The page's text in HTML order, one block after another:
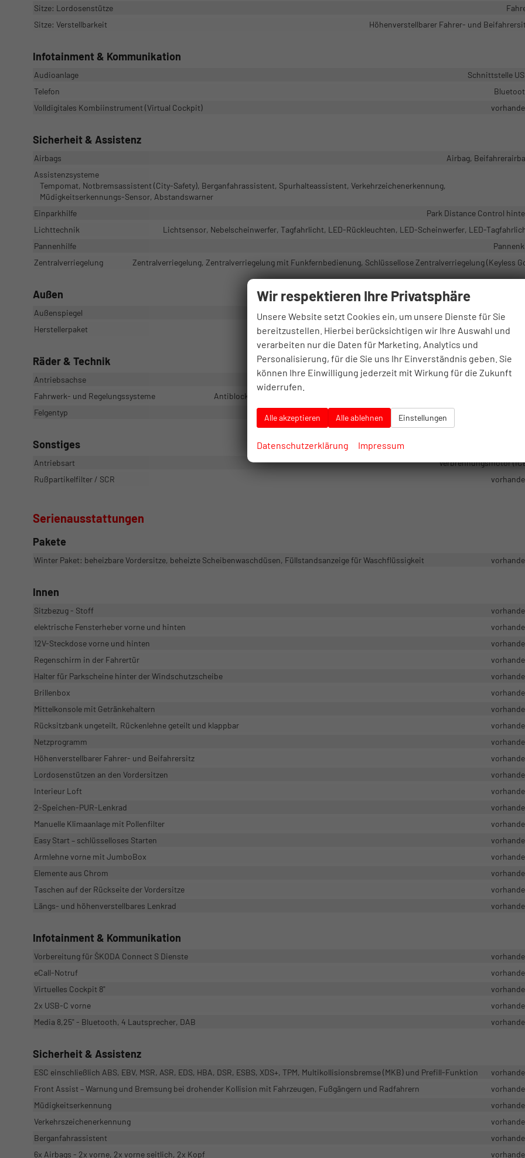
Sitze: Lordosenstütze
Sitze: Verstellbarkeit
Höhenverstellbarer Fahrer- und
Infotainment & Kommunikation
Audioanlage
Schnittstelle
Telefon
Volldigitales Kombiinstrument (Virtual Cockpit)
Sicherheit & Assistenz
Airbags
Airbag,
Assistenzsysteme
Tempomat, Notbremsassistent (City-Safety), Berganfahrassistent, Spurhalteassistent, Verkehrzeichenerkennung,
Müdigkeitserkennungs-Sensor, Abstandswarner
Einparkhilfe
Park Distance Control
Lichttechnik
Lichtsensor, Nebelscheinwerfer, Tagfahrlicht, LED-Rückleuchten, LED-Scheinwerfer, LED-
Pannenhilfe
Zentralverriegelung
Zentralverriegelung, Zentralverriegelung mit Funkfernbedienung, Schlüssellose Zentralverriegelung (Keyless
Außen
Außenspiegel
Außenspiegel elektrisch verstellbar
Herstellerpaket
Winter-Paket
Räder & Technik
Antriebsachse
Frontantrieb
Fahrwerk- und Regelungssysteme
Antiblockiersystem (ABS), Antischlupfregelung (ASR), Traktionskontrolle (ASR/CTS/ETS)
Felgentyp
Sonstiges
Antriebsart
Verbrennungsmotor
Rußpartikelfilter / SCR
Serienausstattungen
Pakete
Winter Paket: beheizbare Vordersitze, beheizte Scheibenwaschdüsen, Füllstandsanzeige für Waschflüssigkeit
Innen
Sitzbezug - Stoff
elektrische Fensterheber vorne und hinten
12V-Steckdose vorne und hinten
Regenschirm in der Fahrertür
Halter für Parkscheine hinter der Windschutzscheibe
Brillenbox
Mittelkonsole mit Getränkehaltern
Rücksitzbank ungeteilt, Rückenlehne geteilt und klappbar
Netzprogramm
Höhenverstellbarer Fahrer- und Beifahrersitz
Lordosenstützen an den Vordersitzen
Interieur Loft
2-Speichen-PUR-Lenkrad
Manuelle Klimaanlage mit Pollenfilter
Easy Start – schlüsselloses Starten
Armlehne vorne mit JumboBox
Elemente aus Chrom
Taschen auf der Rückseite der Vordersitze
Längs- und höhenverstellbares Lenkrad
Infotainment & Kommunikation
Vorbereitung für ŠKODA Connect S Dienste
eCall-Notruf
Virtuelles Cockpit 8"
2x USB-C vorne
Media 8,25" - Bluetooth, 4 Lautsprecher, DAB
Sicherheit & Assistenz
ESC einschließlich ABS, EBV, MSR, ASR, EDS, HBA, DSR, ESBS, XDS+, TPM, Multikollisionsbremse (MKB) und Prefill-Funktion
Front Assist – Warnung und Bremsung bei drohender Kollision mit Fahrzeugen, Fußgängern und Radfahrern
Müdigkeitserkennung
Verkehrszeichenerkennung
Berganfahrassistent
6x Airbags - 2x vorne, 2x vorne seitlich, 2x Kopf
Wir respektieren Ihre Privatsphäre
Unsere Website setzt Cookies ein, um unsere Dienste für Sie
bereitzustellen. Hierbei berücksichtigen wir Ihre Auswahl und
verarbeiten nur die Daten für Marketing, Analytics und
Personalisierung, für die Sie uns Ihr Einverständnis geben. Sie
können Ihre Einwilligung jederzeit mit Wirkung für die Zukunft
widerrufen.
Alle akzeptieren Alle ablehnen Einstellungen
Datenschutzerklärung Impressum